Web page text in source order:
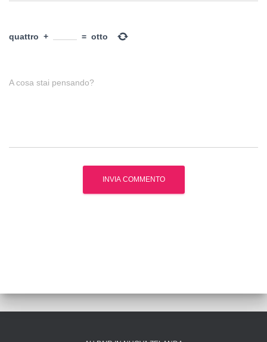
quattro + = otto
A cosa stai pensando?